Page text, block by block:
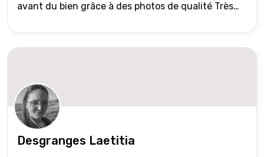
avant du bien grâce à des photos de qualité Très
international) Validation du financement des
acquéreurs auprès de partenaires financiers
réseau Iad France et Iad Deutschland Inter agence
Desgranges Laetitia